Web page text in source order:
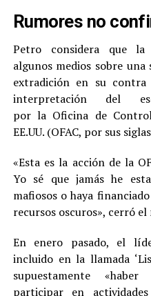
Rumores no
Petro considera que la
algunos medios sobre
extradición en su
interpretación del
por la Oficina de
EE.UU. (OFAC, por sus
«Esta es la acción de la
Yo sé que jamás he
mafiosos o haya
recursos oscuros», cerró
En enero pasado, el
incluido en la llamada
supuestamente
participar en